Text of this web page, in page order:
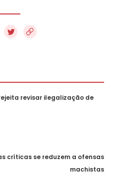
revisar ilegalização de
críticas se reduzem a ofensas
machistas